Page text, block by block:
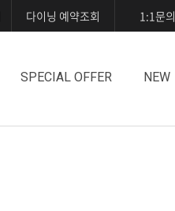
다이닝 예약조회 1:1문의
SPECIAL OFFER NEW